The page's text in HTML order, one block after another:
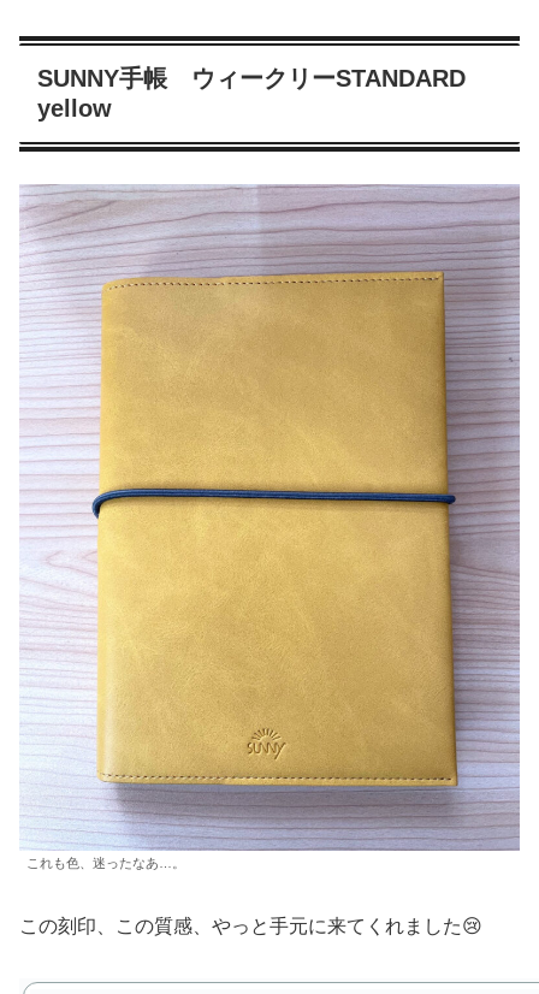
SUNNY手帳 ウィークリーSTANDARD
yellow
これも色、迷ったなあ…。
この刻印、この質感、やっと手元に来てくれました😢